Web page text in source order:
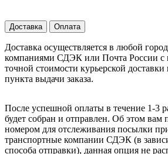
Доставка Оплата
Доставка осуществляется в любой
компаниями СДЭК или Почта России с
точной стоимости курьерской
пункта выдачи заказа.
После успешной оплаты в течение 1-3
будет собран и отправлен. Об этом вам
номером для отслеживания посылки при
транспортные компании СДЭК (в
способа отправки), данная опция не